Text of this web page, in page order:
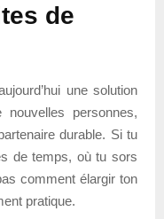
de
une solution
personnes,
durable. Si tu
de temps, où tu sors
comment élargir ton
pratique.